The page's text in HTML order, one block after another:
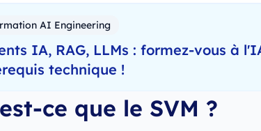
AI Engineering
IA, RAG, LLMs : formez-vous à
technique !
ce que le SVM ?